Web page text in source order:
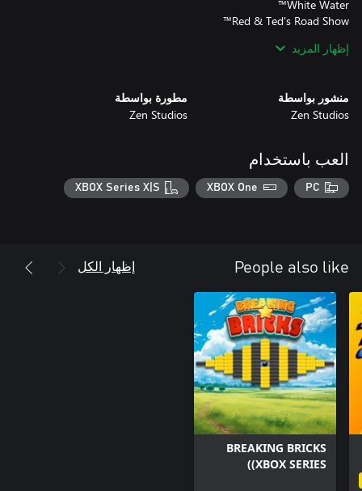
إظهار المزيد
منشور بواسطة
Zen Studios
مطورة بواسطة
Zen Studios
العب باستخدام
PC
XBOX One
XBOX Series X|S
People also like إظهار الكل
BREAKING BRICKS
(XBOX SERIES)